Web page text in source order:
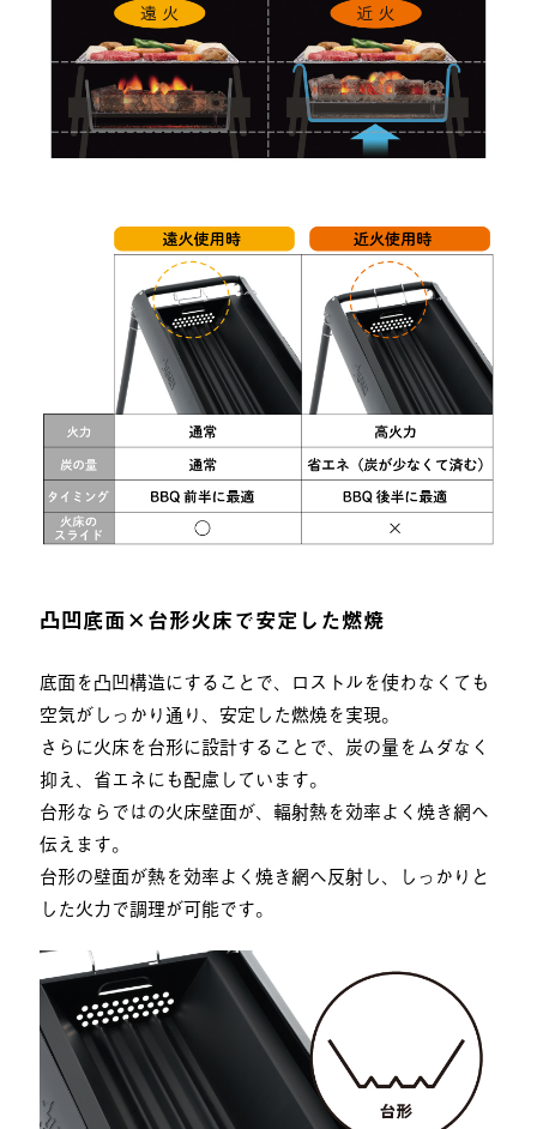
凸凹底面×台形火床で安定した燃焼
底面を凸凹構造にすることで、ロストルを使わなくても
空気がしっかり通り、安定した燃焼を実現。
さらに火床を台形に設計することで、炭の量をムダなく
抑え、省エネにも配慮しています。
台形ならではの火床壁面が、輻射熱を効率よく焼き網へ
伝えます。
台形の壁面が熱を効率よく焼き網へ反射し、しっかりと
した火力で調理が可能です。